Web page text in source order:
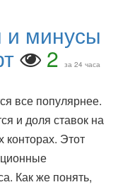
минусы
2 за 24 часа
все популярнее.
и доля ставок на
конторах. Этот
Как же понять,